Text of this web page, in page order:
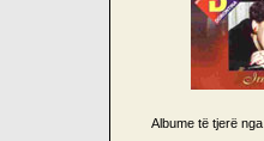
Albume të tjerë nga